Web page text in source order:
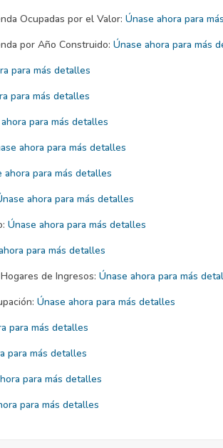
Ocupadas por el Valor: Únase ahora para
por Año Construido: Únase ahora para más
para más detalles
para más detalles
para más detalles
ahora para más detalles
ahora para más detalles
ahora para más detalles
Únase ahora para más detalles
para más detalles
de Ingresos: Únase ahora para más
Únase ahora para más detalles
para más detalles
para más detalles
para más detalles
para más detalles